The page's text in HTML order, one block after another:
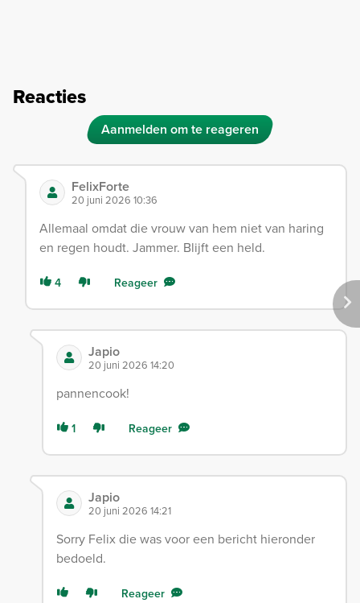
Reacties
Aanmelden om te reageren
FelixForte
20 juni 2026 10:36
Allemaal omdat die vrouw van hem niet van haring
en regen houdt. Jammer. Blijft een held.
4 Reageer
Japio
20 juni 2026 14:20
pannencook!
1 Reageer
Japio
20 juni 2026 14:21
Sorry Felix die was voor een bericht hieronder
bedoeld.
Reageer